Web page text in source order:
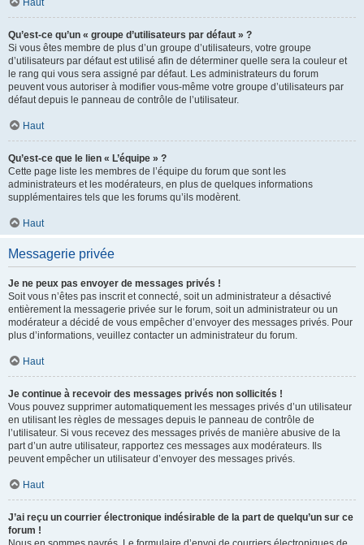
Haut
Qu’est-ce qu’un « groupe d’utilisateurs par défaut » ?
Si vous êtes membre de plus d’un groupe d’utilisateurs, votre groupe
d’utilisateurs par défaut est utilisé afin de déterminer quelle sera la couleur et
le rang qui vous sera assigné par défaut. Les administrateurs du forum
peuvent vous autoriser à modifier vous-même votre groupe d’utilisateurs par
défaut depuis le panneau de contrôle de l’utilisateur.
Haut
Qu’est-ce que le lien « L’équipe » ?
Cette page liste les membres de l’équipe du forum que sont les
administrateurs et les modérateurs, en plus de quelques informations
supplémentaires tels que les forums qu’ils modèrent.
Haut
Messagerie privée
Je ne peux pas envoyer de messages privés !
Soit vous n’êtes pas inscrit et connecté, soit un administrateur a désactivé
entièrement la messagerie privée sur le forum, soit un administrateur ou un
modérateur a décidé de vous empêcher d’envoyer des messages privés. Pour
plus d’informations, veuillez contacter un administrateur du forum.
Haut
Je continue à recevoir des messages privés non sollicités !
Vous pouvez supprimer automatiquement les messages privés d’un utilisateur
en utilisant les règles de messages depuis le panneau de contrôle de
l’utilisateur. Si vous recevez des messages privés de manière abusive de la
part d’un autre utilisateur, rapportez ces messages aux modérateurs. Ils
peuvent empêcher un utilisateur d’envoyer des messages privés.
Haut
J’ai reçu un courrier électronique indésirable de la part de quelqu’un sur ce
forum !